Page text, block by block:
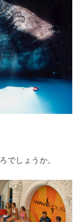
でしょうか。